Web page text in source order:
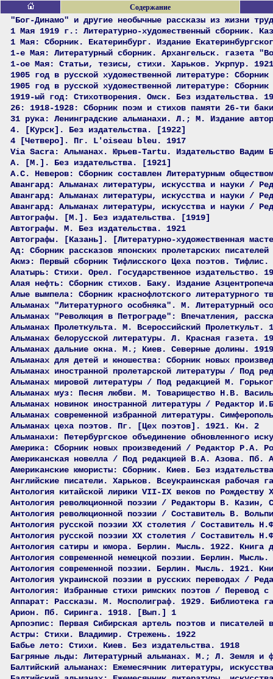
Содержание
"Бог-Динамо" и другие необычные рассказы из жизни
1 Мая 1919 г.: Литературно-художественный сборник.
1 Мая: Сборник. Екатеринбург. Издание
1-е Мая: Литературный сборник. Архангельск. газета
1-ое Мая: Статьи, тезисы, стихи. Харьков. Укрпур. 1921
1905 год в русской художественной литературе:
1905 год в русской художественной литературе:
1919-ый год: Стихотворения. Омск. Без издательства.
26: 1918-1928: Сборник поэм и стихов памяти 26-ти
31 рука: Ленинградские альманахи. Л.; М. Издание
4. [Курск]. Без издательства. [1922]
4 [Четверо]. Пг. L'oiseau bleu. 1917
Via Sacra: Альманах. Юрьев-Tartu. Издательство Вадим
А. [М.]. Без издательства. [1921]
А.С. Неверов: Сборник составлен Литературным
Авангард: Альманах литературы, искусства и науки /
Авангард: Альманах литературы, искусства и науки /
Авангард: Альманах литературы, искусства и науки /
Автографы. [М.]. Без издательства. [1919]
Автографы. М. Без издательства. 1921
Автографы. [Казань]. [Литературно-художественная
Ад: Сборник рассказов японских пролетарских
Акмэ: Первый сборник Тифлисского Цеха поэтов.
Алатырь: Стихи. Орел. Государственное издательство.
Алая нефть: Сборник стихов. Баку. Издание
Алые вымпела: Сборник краснофлотского литературного
Альманах "Литературного особняка". М. Литературный
Альманах "Революция в Петрограде": Впечатления,
Альманах Пролеткульта. М. Всероссийский Пролеткульт.
Альманах белорусской литературы. Л. Красная газета.
Альманах дальние окна. М.; Киев. Северные долины. 1919
Альманах для детей и юношества: Сборник новых
Альманах иностранной пролетарской литературы / Под
Альманах мировой литературы / Под редакцией М.
Альманах муз: Песня любви. М. Товарищество Н.В.
Альманах новинок иностранной литературы / Редактор
Альманах современной избранной литературы.
Альманах цеха поэтов. Пг. [Цех поэтов]. 1921. Кн. 2
Альманахи: Петербургское объединение обновленного
Америка: Сборник новых произведений / Редактор Р.А.
Американская новелла / Под редакцией В.А. Азова. Пб.
Американские юмористы: Сборник. Киев. Без
Английские писатели. Харьков. Всеукраинская рабочая
Антология китайской лирики VII-IX веков по
Антология революционной поэзии / Редакторы В.
Антология революционной поэзии / Составитель В.
Антология русской поэзии ХХ столетия / Составитель
Антология русской поэзии ХХ столетия /
Антология сатиры и юмора. Берлин. Мысль. 1922. Книга
Антология современной немецкой поэзии. Берлин.
Антология современной поэзии. Берлин. Мысль. 1921.
Антология украинской поэзии в русских переводах /
Антология: Избранные стихи римских поэтов / Перевод
Аппарат: Рассказы. М. Мосполиграф. 1929. Библиотека
Арион. Пб. Сиринга. 1918. [Вып.] 1
Арпоэпис: Первая Сибирская артель поэтов и
Астры: Стихи. Владимир. Стрежень. 1922
Бабье лето: Стихи. Киев. Без издательства. 1918
Багряные льды: Литературный альманах. М.; Л. Земля и
Балтийский альманах: Ежемесячник литературы,